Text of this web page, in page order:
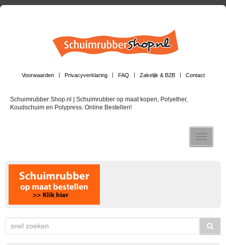
Voorwaarden Privacyverklaring FAQ Zakelijk & B2B Contact
Schuimrubber Shop.nl | Schuimrubber op maat kopen, Polyether,
Koudschuim en Polypress. Online Bestellen!
Toggle